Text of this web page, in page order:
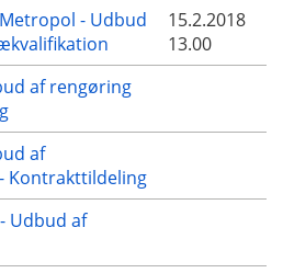
- Udbud
15.2.2018
13.00
af rengøring
af
Kontrakttildeling
Udbud af